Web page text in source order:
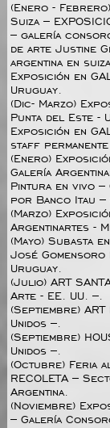
(Enero - Febrero)
Suiza –
– galería
de arte Justine
argentina en
Exposición en
Uruguay.
(Dic- Marzo)
Punta del Este -
Exposición en
staff
(Enero)
Galería
Pintura en vivo –
por Banco Itau
(Marzo)
Argentinartes -
(Mayo) Subasta
José
Uruguay.
(Julio) ART
Arte - EE. UU. –.
(Septiembre)
Unidos –.
(Septiembre)
Unidos –.
(Octubre) Feria
RECOLETA –
Argentina.
(Noviembre)
– Galería